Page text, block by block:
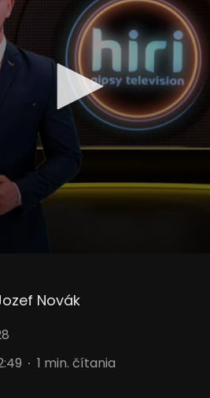
Novák
1 min. čítania